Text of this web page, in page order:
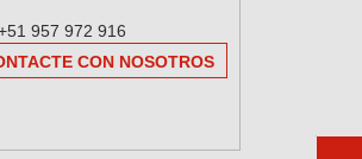
957 972 916
CON NOSOTROS